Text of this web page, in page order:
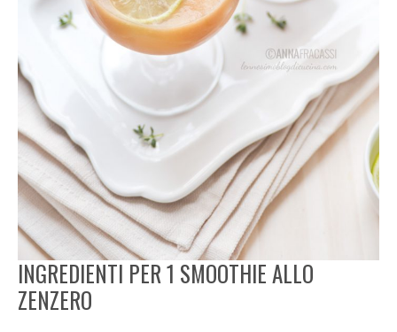
INGREDIENTI PER 1 SMOOTHIE ALLO
ZENZERO